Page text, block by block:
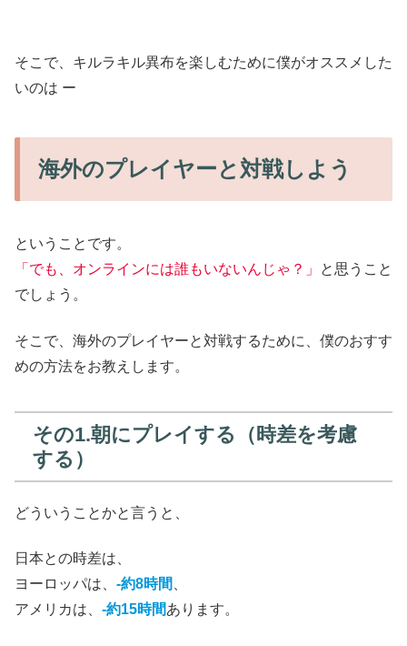
そこで、キルラキル異布を楽しむために僕がオススメした
いのは ー
海外のプレイヤーと対戦しよう
ということです。
「でも、オンラインには誰もいないんじゃ？」
と思うこと
でしょう。
そこで、海外のプレイヤーと対戦するために、僕のおすす
めの方法をお教えします。
その1.朝にプレイする（時差を考慮
する）
どういうことかと言うと、
日本との時差は、
ヨーロッパは、 -約8時間
アメリカは、 -約15時間あります。